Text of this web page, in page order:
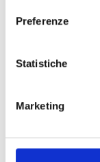
Preferenze
Statistiche
Marketing
Weitere